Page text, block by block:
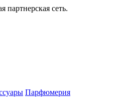
сеть.
Парфюмерия